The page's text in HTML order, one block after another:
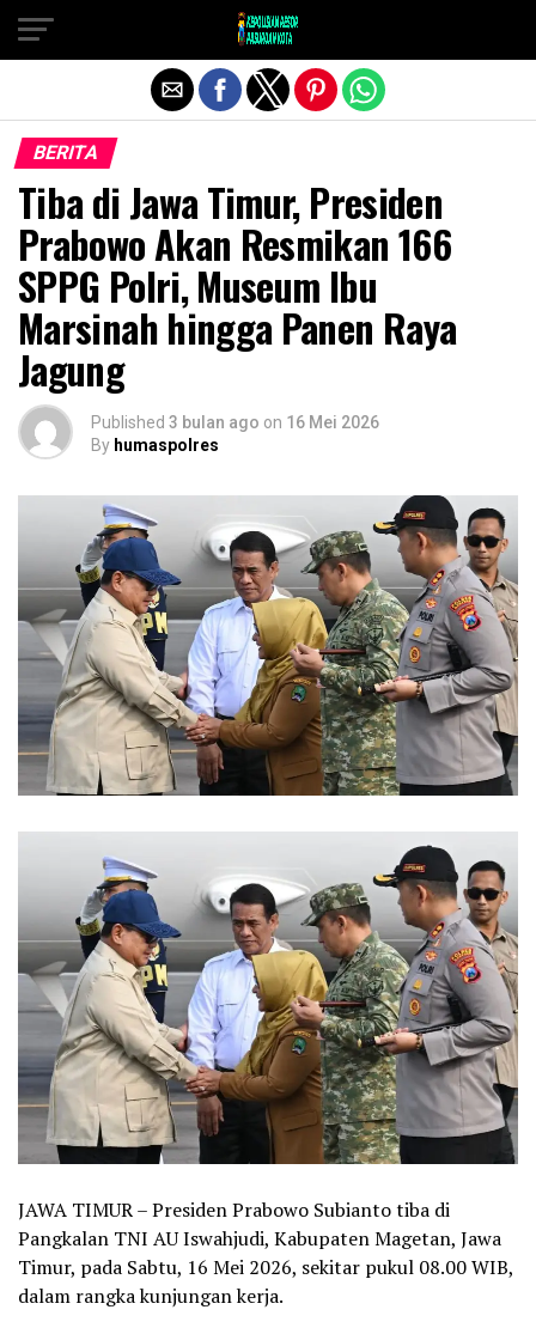
BERITA
Tiba di Jawa Timur, Presiden
Prabowo Akan Resmikan 166
SPPG Polri, Museum Ibu
Marsinah hingga Panen Raya
Jagung
Published 3 bulan ago on 16 Mei 2026
By humaspolres
JAWA TIMUR – Presiden Prabowo Subianto tiba di
Pangkalan TNI AU Iswahjudi, Kabupaten Magetan, Jawa
Timur, pada Sabtu, 16 Mei 2026, sekitar pukul 08.00 WIB,
dalam rangka kunjungan kerja.
Exit mobile version